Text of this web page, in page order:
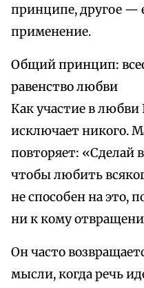
принципе, другое —
применение.
Общий принцип:
равенство любви
Как участие в любви
исключает никого.
повторяет: «Сделай
чтобы любить
не способен на это,
ни к кому
Он часто
мысли, когда речь